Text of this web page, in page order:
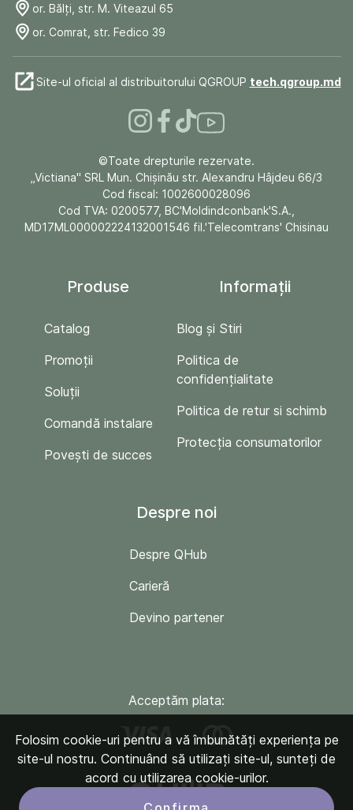
or. Bălți, str. M. Viteazul 65
or. Comrat, str. Fedico 39
Site-ul oficial al distribuitorului QGROUP tech.qgroup.md
©Toate drepturile rezervate.
„Victiana" SRL Mun. Chişinău str. Alexandru Hâjdeu 66/3
Cod fiscal: 1002600028096
Cod TVA: 0200577, BC'Moldindconbank'S.A.,
MD17ML000002224132001546 fil.'Telecomtrans' Chisinau
Produse
Catalog
Promoții
Soluții
Comandă instalare
Povești de succes
Informații
Blog și Stiri
Politica de
confidențialitate
Politica de retur si schimb
Protecția consumatorilor
Despre noi
Despre QHub
Carieră
Devino partener
Acceptăm plata:
Folosim cookie-uri pentru a vă îmbunătăți experiența pe
site-ul nostru. Continuând să utilizați site-ul, sunteți de
acord cu utilizarea cookie-urilor.